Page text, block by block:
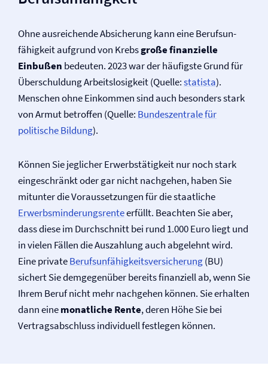
Ohne ausreichende Absicherung kann eine Be­rufs­un­
fähig­keit aufgrund von Krebsgroße finanzielle
Einbußen bedeuten. 2023 war der häufigste Grund für
Überschuldung Arbeitslosigkeit (Quelle:statista).
Menschen ohne Einkommen sind auch besonders stark
von Armut betroffen (Quelle: Bundeszentrale für
politische Bildung).
Können Sie jeglicher Erwerbstätigkeit nur noch stark
eingeschränkt oder gar nicht nachgehen, haben Sie
mitunter die Voraussetzungen für die staatliche
Erwerbsminderungs­renteerfüllt. Beachten Sie aber,
dass diese im Durchschnitt bei rund 1.000 Euro liegt und
in vielen Fällen die Auszahlung auch abgelehnt wird.
Eine privateBe­rufs­un­fähig­keits­ver­sicher­ung(BU)
sichert Sie demgegenüber bereits finanziell ab, wenn Sie
Ihrem Beruf nicht mehr nachgehen können. Sie erhalten
dann einemonatliche Rente, deren Höhe Sie bei
Vertragsabschluss individuell festlegen können.